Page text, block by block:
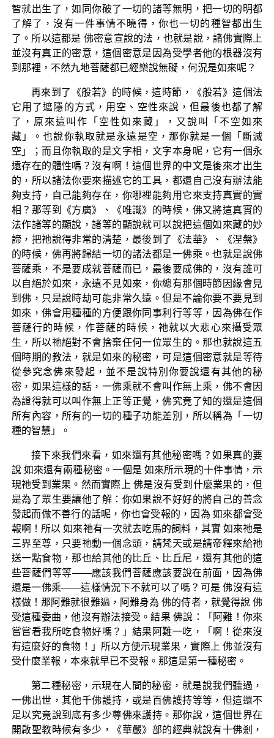
智就出生了，如同你破了一切的諸等無明，把一切的明都
了解了，沒有一件事情不曉得，你也一切的種智都出生
了。所以這都是 佛密意宣說的法，也就是說，諸佛實際上
並沒有真正的密意，這個密意是因為受學者他的根器沒有
到那裡，不然九地菩薩都已經樂說無礙，何況是如來呢？
再來到了《般若》的時候，這時節，《般若》這個法
它用了遮隱的方式，用空、空性來說，但最後也都了解
了，原來這叫作「空性如來藏」，又說叫「不空如來
藏」。也說你執取就是永遠是空，那你就是一個「斷滅
空」；而且你執取的是文字相，文字本身呢，它有一個永
遠存在的體性嗎？沒有啊！這個世界的中文是後來才出生
的，所以諸法你要來描述它的工具，都還自己沒有辦法能
夠支持，自己能夠存在，你哪裡能夠用它來支持真實的實
相？那等到《方廣》、《唯識》的時候，佛又將這真實的
法作諸等的顯說，諸等的顯說就可以說把這個如來藏的妙
諦，把祂說得非常的清楚，最後到了《法華》、《涅槃》
的時候，佛再將歸結一切的諸法都是一佛乘。也就是說佛
菩薩乘，不是要成就菩薩而已，最後要成佛的，沒有誰可
以自絕於如來，永遠不見如來，你總有那個時節因緣會見
到佛，只是說時劫可能非常久遠。但是不論你要不要見到
如來，佛會用種種的方便跟你同事利行等等，因為佛在作
菩薩行的時候，作菩薩的時候，祂就以大悲心來攝受眾
生，所以祂絕對不會捨棄任何一位眾生的。那也就說這五
個時期的教法，就是如來的秘密，可是這個密意就是等待
從參究念佛來發起，並不是說特別你要說還有其他的秘
密，如果這樣的話，一佛乘就不會叫作無上乘，佛不會因
為證得就可以叫作無上正等正覺，佛究竟了知的還是這個
所有內容，所有的一切的種子功能差別，所以稱為「一切
種的智慧」。
接下來我們來看，如來還有其他秘密嗎？如果真的要
說 如來還有兩種秘密。一個是 如來所示現的十件事情，示
現祂受到業果。然而實際上 佛是沒有受到什麼業果的，但
是為了眾生要讓他了解：你如果說不好好的將自己的善念
發起而做不善行的話呢，你也會受報的，因為 如來都會受
報啊！所以 如來祂有一次就去吃馬的飼料，其實 如來祂是
三界至尊，只要祂動一個念頭，請梵天或是請帝釋來給祂
送一點食物，那也給其他的比丘、比丘尼，還有其他的這
些菩薩們等等——應該我們菩薩應該要說在前面，因為佛
還是一佛乘——這樣情況下不就可以了嗎？可是 佛沒有這
樣做！那阿難就很難過，阿難身為 佛的侍者，就覺得說 佛
受這種委曲，他沒有辦法接受。結果 佛說：「阿難！你來
嘗嘗看我所吃食物好嗎？」結果阿難一吃，「啊！從來沒
有這麼好的食物！」所以方便示現業果，實際上 佛並沒有
受什麼業報，本來就早已不受報。那這是第一種秘密。
第二種秘密，示現在人間的秘密，就是說我們聽過，
一佛出世，其他千佛護持，或是百佛護持等等，但這還不
足以究竟說到底有多少尊佛來護持。那你說，這個世界在
開啟聖教時候有多少，《華嚴》部的經典就說有十佛剎，